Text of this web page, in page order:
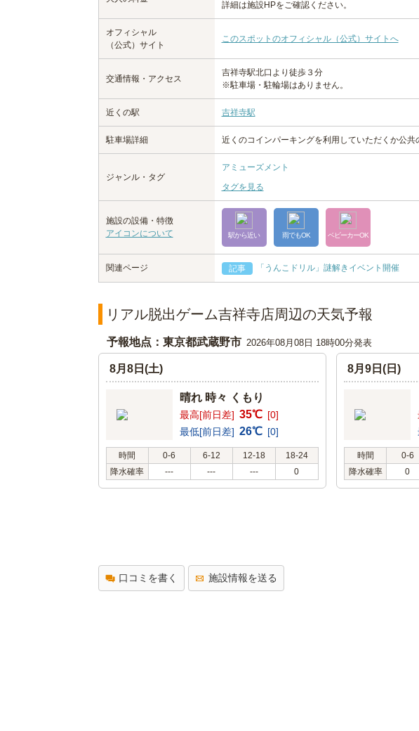
詳細は施設HPをご確認ください。
オフィシャル
（公式）サイト
このスポットのオフィシャル（公式）サイトへ
交通情報・アクセス
吉祥寺駅北口より徒歩３分
※駐車場・駐輪場はありません。
近くの駅 吉祥寺駅
駐車場詳細 近くのコインパーキングを利用していただくか公共
ジャンル・タグ
アミューズメント
タグを見る
施設の設備・特徴
アイコンについて
駅から近い 雨でもOK ベビーカーOK
関連ページ 記事 「うんこドリル」謎解きイベント開催
リアル脱出ゲーム吉祥寺店周辺の天気予報
予報地点：東京都武蔵野市 2026年08月08日 18時00分発表
8月8日(土)
晴れ 時々 くもり
最高[前日差] 35℃ [0]
最低[前日差] 26℃ [0]
時間 0-6 6-12 12-18
18-24
降水確率
--- --- --- 0
8月9日(日)
時間 0-6
降水確率
0
口コミを書く 施設情報を送る